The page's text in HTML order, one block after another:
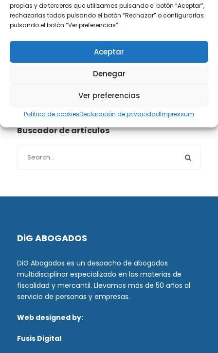
propias y de terceros que utilizamos pulsando el botón “Aceptar”,
rechazarlas todas pulsando el botón “Rechazar” o configurarlas
pulsando el botón “Ver preferencias”.
Aceptar
Denegar
Ver preferencias
Política de cookiesDeclaración de privacidadImpressum
Propiedad intelectual e industrial(13)
Sin categoría(1)
Buscador de artículos
DiG ABOGADOS
DiG Abogados es un despacho de abogados
multidisciplinar especializado en las materias de
fiscalidad y mercantil. Llevamos más de 50 años al
servicio de personas y empresas.
Web designed by:
Fusis Digital